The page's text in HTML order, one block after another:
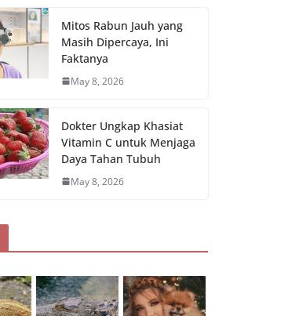
Mitos Rabun Jauh yang
Masih Dipercaya, Ini
Faktanya
May 8, 2026
Dokter Ungkap Khasiat
Vitamin C untuk Menjaga
Daya Tahan Tubuh
May 8, 2026